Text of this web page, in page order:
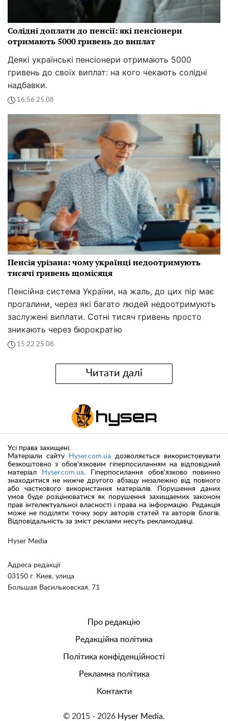
Солідні доплати до пенсії: які пенсіонери
отримають 5000 гривень до виплат
Деякі українські пенсіонери отримають 5000
гривень до своїх виплат: на кого чекають солідні
надбавки.
16:56 25.08
Пенсія урізана: чому українці недоотримують
тисячі гривень щомісяця
Пенсійна система України, на жаль, до цих пір має
прогалини, через які багато людей недоотримують
заслужені виплати. Сотні тисяч гривень просто
зникають через бюрократію
15:22 25.08
Читати далі
Hyser Media
Адреса редакції
03150 г. Киев, улица
Большая Васильковская, 71
Усі права захищені.
Матеріали сайту
Hyser.com.ua дозволяється використовувати
безкоштовно з обов'язковим гіперпосиланням на відповідний
матеріал
Hyser.com.ua. Гіперпосилання обов'язково повинно
знаходитися не нижче другого абзацу незалежно від повного
або часткового використання матеріалів. Порушення даних
умов буде розцінюватися як порушення захищаемих законом
прав інтелектуальної власності і права на інформацію. Редакція
може не поділяти точку зору авторів статей та авторів блогів.
Відповідальність за зміст реклами несуть рекламодавці.
Про редакцію
Редакційна політика
Політика конфіденційності
Рекламна політика
Контакти
© 2015 - 2026 Hyser Media.